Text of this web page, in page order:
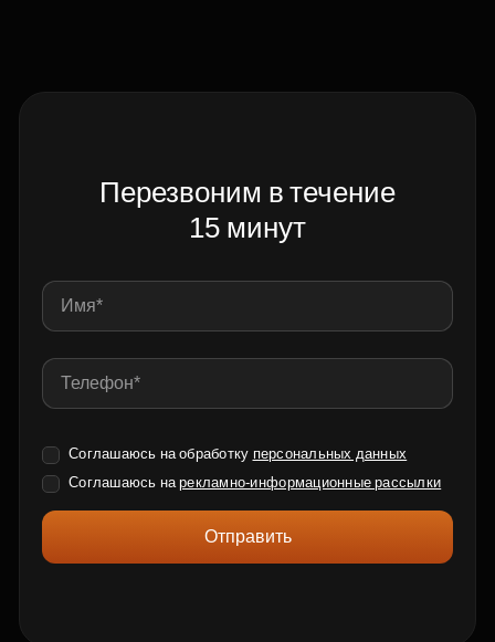
Перезвоним в течение
15 минут
Соглашаюсь на обработку персональных данных
Соглашаюсь нарекламно-информационные рассылки
Отправить